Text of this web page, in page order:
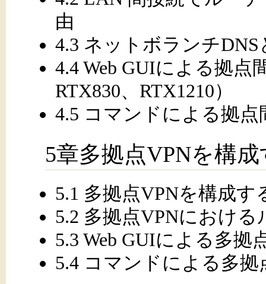
由
4.3 ネットボランチDNS
4.4 Web GUIによる拠点
RTX830、RTX1210）
4.5 コマンドによる拠点
5章多拠点VPNを構
5.1 多拠点VPNを構成
5.2 多拠点VPNにおけ
5.3 Web GUIによる多拠
5.4 コマンドによる多拠